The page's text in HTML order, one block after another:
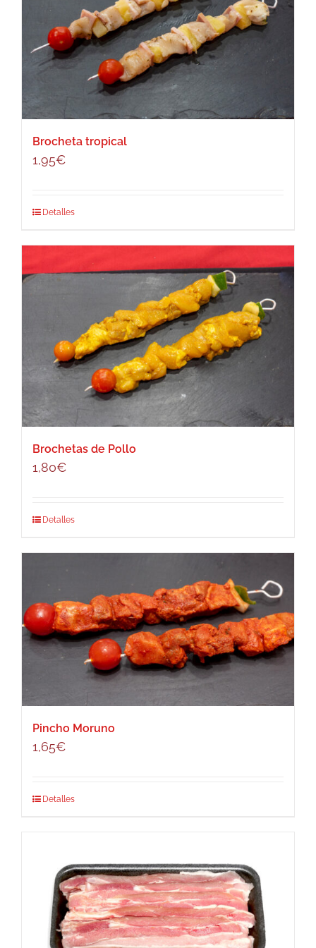
Brocheta tropical
1,95€
Detalles
Brochetas de Pollo
1,80€
Detalles
Pincho Moruno
1,65€
Detalles